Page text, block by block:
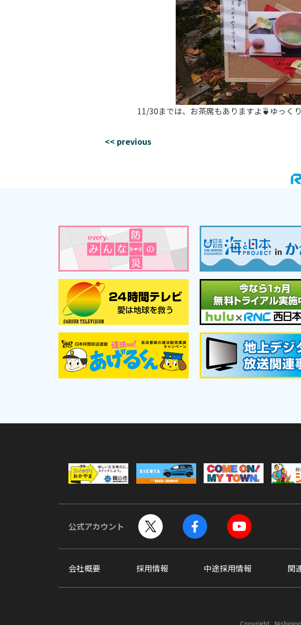
11/30までは、お茶席もありますよ🍵ゆっく
<< previous
公式アカウント
会社概要 採用情報 中途採用情報 関